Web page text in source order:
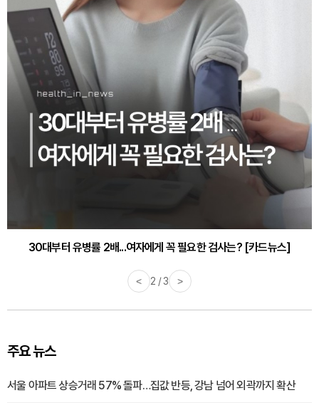
30대부터 유병률 2배...여자에게 꼭 필요한 검사는? [카드뉴스]
감기·독감 예방하고 면역력 높이는 4가지 영양제 [카드뉴스]
< 2 / 3 >
주요 뉴스
서울 아파트 상승거래 57% 돌파…집값 반등, 강남 넘어 외곽까지 확산